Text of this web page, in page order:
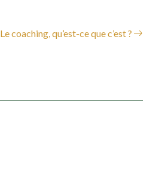
Le coaching, qu’est-ce que c’est ?